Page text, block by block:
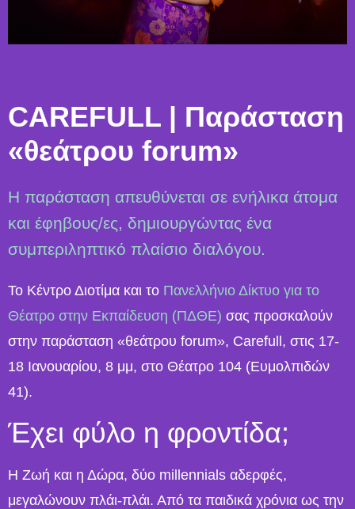
CAREFULL | Παράσταση
«θεάτρου forum»
Η παράσταση απευθύνεται σε ενήλικα άτομα
και έφηβους/ες, δημιουργώντας ένα
συμπεριληπτικό πλαίσιο διαλόγου.
Το Κέντρο Διοτίμα και το Πανελλήνιο Δίκτυο για το
Θέατρο στην Εκπαίδευση (ΠΔΘΕ) σας προσκαλούν
στην παράσταση «θεάτρου forum», Carefull, στις 17-
18 Ιανουαρίου, 8 μμ, στο Θέατρο 104 (Ευμολπιδών
41).
Έχει φύλο η φροντίδα;
Η Ζωή και η Δώρα, δύο millennials αδερφές,
μεγαλώνουν πλάι-πλάι. Από τα παιδικά χρόνια ως την